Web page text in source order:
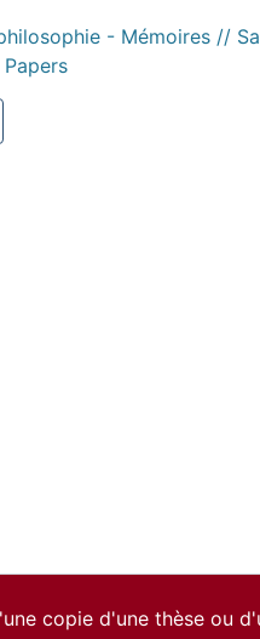
- Mémoires //
copie d'une thèse ou